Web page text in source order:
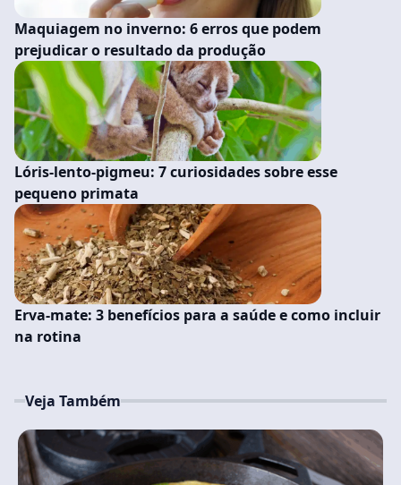
Maquiagem no inverno: 6 erros que podem
prejudicar o resultado da produção
Lóris-lento-pigmeu: 7 curiosidades sobre esse
pequeno primata
Erva-mate: 3 benefícios para a saúde e como incluir
na rotina
Veja Também